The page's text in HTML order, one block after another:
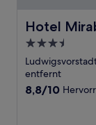
Hotel
Hotel
3.5-
Sterne-
Unterkunft
entfernt
8.8
8,8/10